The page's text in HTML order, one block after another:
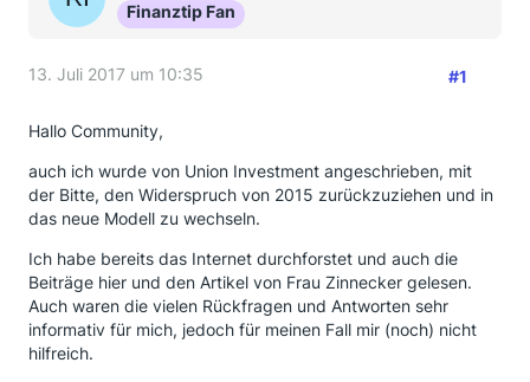
Finanztip Fan
13. Juli 2017 um 10:35 #1
Hallo Community,
auch ich wurde von Union Investment angeschrieben, mit
der Bitte, den Widerspruch von 2015 zurückzuziehen und in
das neue Modell zu wechseln.
Ich habe bereits das Internet durchforstet und auch die
Beiträge hier und den Artikel von Frau Zinnecker gelesen.
Auch waren die vielen Rückfragen und Antworten sehr
informativ für mich, jedoch für meinen Fall mir (noch) nicht
hilfreich.